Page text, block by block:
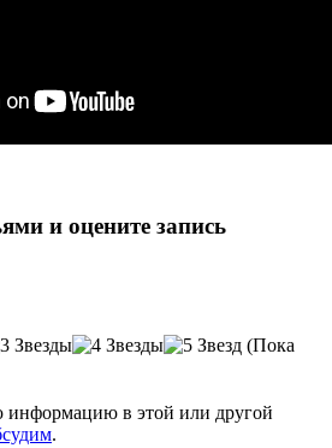
и оцените запись
(Пока
информацию в этой или другой
.